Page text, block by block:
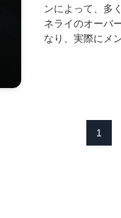
ンによって、多
ネライのオーバ
なり、実際にメ
1